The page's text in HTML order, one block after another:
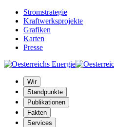
Stromstrategie
Kraftwerksprojekte
Grafiken
Karten
Presse
Wir
Standpunkte
Publikationen
Fakten
Services